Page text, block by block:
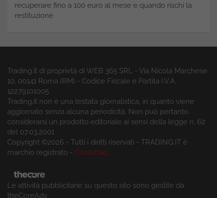
recuperare fino a 100 euro al mese e quando rischi la
restituzione
Trading.it di proprietà di WEB 365 SRL - Via Nicola Marchese
10, 00141 Roma (RM) - Codice Fiscale e Partita I.V.A.
12279101005
Trading.it non è una testata giornalistica, in quanto viene
aggiornato senza alcuna periodicità. Non può pertanto
considerarsi un prodotto editoriale ai sensi della legge n. 62
del 07.03.2001
Copyright ©2026 - Tutti i diritti riservati - TRADING.IT è
marchio registrato - Contattaci
Le attività pubblicitarie su questo sito sono gestite da
theCoreAdv